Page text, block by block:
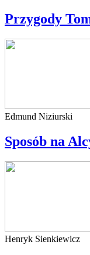
Przygody
Edmund Niziurski
Sposób na
Henryk Sienkiewicz